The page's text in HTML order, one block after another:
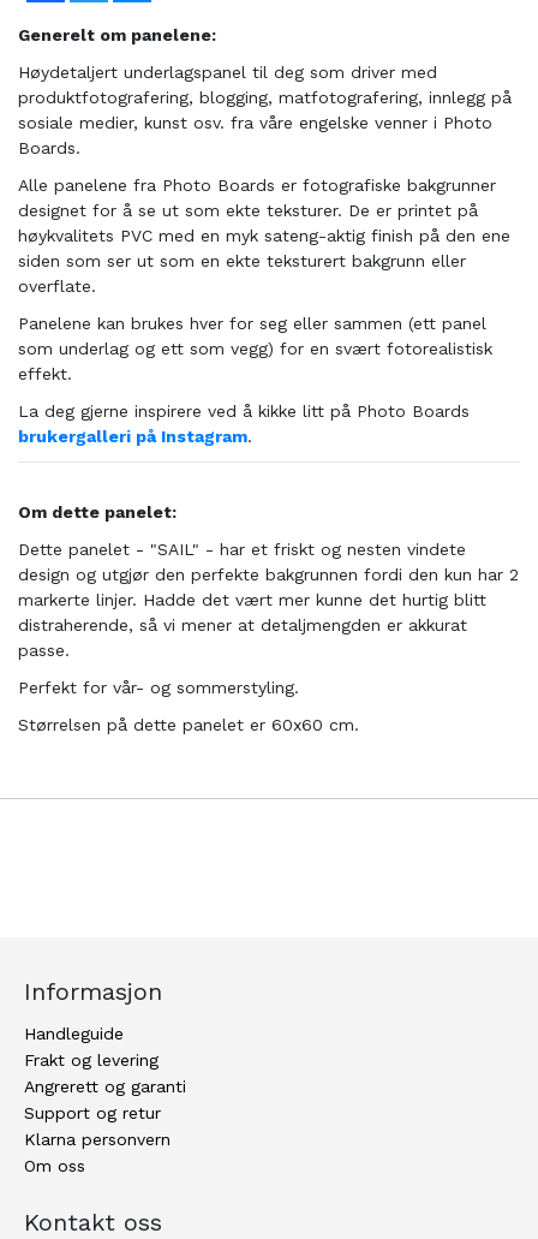
Generelt om panelene:
Høydetaljert underlagspanel til deg som driver med
produktfotografering, blogging, matfotografering, innlegg på
sosiale medier, kunst osv. fra våre engelske venner i Photo
Boards.
Alle panelene fra Photo Boards er fotografiske bakgrunner
designet for å se ut som ekte teksturer. De er printet på
høykvalitets PVC med en myk sateng-aktig finish på den ene
siden som ser ut som en ekte teksturert bakgrunn eller
overflate.
Panelene kan brukes hver for seg eller sammen (ett panel
som underlag og ett som vegg) for en svært fotorealistisk
effekt.
La deg gjerne inspirere ved å kikke litt på Photo Boards
brukergalleri på Instagram.
Om dette panelet:
Dette panelet - "SAIL" - har et friskt og nesten vindete
design og utgjør den perfekte bakgrunnen fordi den kun har 2
markerte linjer. Hadde det vært mer kunne det hurtig blitt
distraherende, så vi mener at detaljmengden er akkurat
passe.
Perfekt for vår- og sommerstyling.
Størrelsen på dette panelet er 60x60 cm.
Informasjon
Handleguide
Frakt og levering
Angrerett og garanti
Support og retur
Klarna personvern
Om oss
Kontakt oss